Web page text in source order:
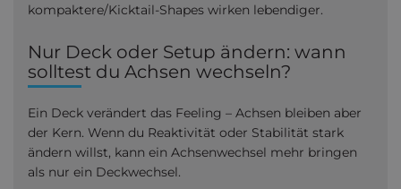
kompaktere/Kicktail-Shapes wirken lebendiger.
Nur Deck oder Setup ändern: wann
solltest du Achsen wechseln?
Ein Deck verändert das Feeling – Achsen bleiben aber
der Kern. Wenn du Reaktivität oder Stabilität stark
ändern willst, kann ein Achsenwechsel mehr bringen
als nur ein Deckwechsel.